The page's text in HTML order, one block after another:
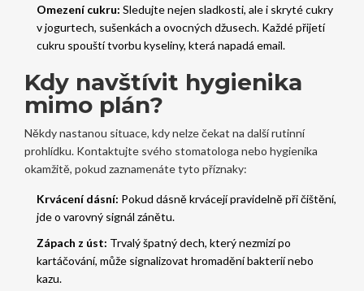
Omezení cukru: Sledujte nejen sladkosti, ale i skryté cukry
v jogurtech, sušenkách a ovocných džusech. Každé přijetí
cukru spouští tvorbu kyseliny, která napadá email.
Kdy navštívit hygienika
mimo plán?
Někdy nastanou situace, kdy nelze čekat na další rutinní
prohlídku. Kontaktujte svého stomatologa nebo hygienika
okamžitě, pokud zaznamenáte tyto příznaky:
Krvácení dásní: Pokud dásně krvácejí pravidelně při čištění,
jde o varovný signál zánětu.
Zápach z úst: Trvalý špatný dech, který nezmizí po
kartáčování, může signalizovat hromadění bakterií nebo
kazu.